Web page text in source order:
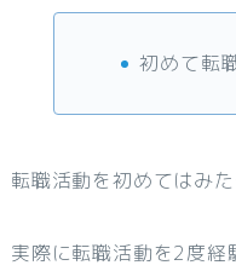
初めて転
転職活動を初めてはみ
実際に転職活動を2度経